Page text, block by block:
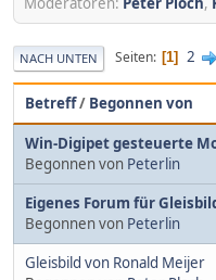
NACH UNTEN Seiten 1 2
Betreff/ Begonnen von
Win-Digipet gesteuerte
Begonnen von Peterlin
Eigenes Forum für
Begonnen von Peterlin
Gleisbild von Ronald Meijer